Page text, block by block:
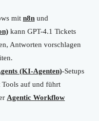
mit n8n und
kann GPT-4.1 Tickets
Antworten vorschlagen
(KI-Agenten)-Setups
auf und führt
Agentic Workflow